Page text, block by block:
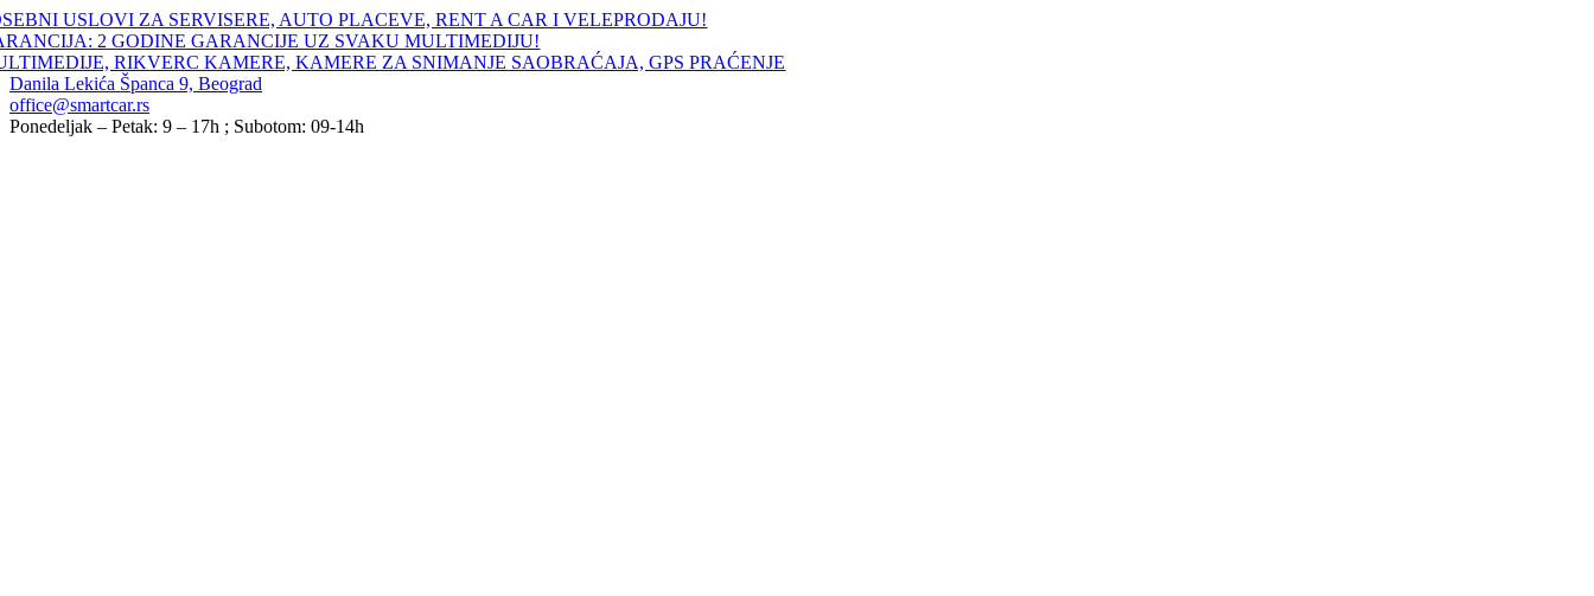
Skip
to
content
USLOVI ZA SERVISERE, AUTO PLACEVE, RENT A CAR I VELEPRODAJU!
2 GODINE GARANCIJE UZ SVAKU MULTIMEDIJU!
RIKVERC KAMERE, KAMERE ZA SNIMANJE SAOBRAĆAJA, GPS PRAĆENJE
Danila Lekića Španca 9, Beograd
office@smartcar.rs
Ponedeljak – Petak: 9 – 17h ; Subotom: 09-14h